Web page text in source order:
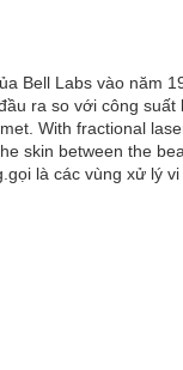
Bell Labs vào năm
ra so với công suất
With fractional
skin between the
là các vùng xử lý